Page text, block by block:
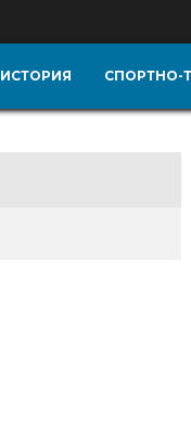
ИСТОРИЯ СПОРТНО-